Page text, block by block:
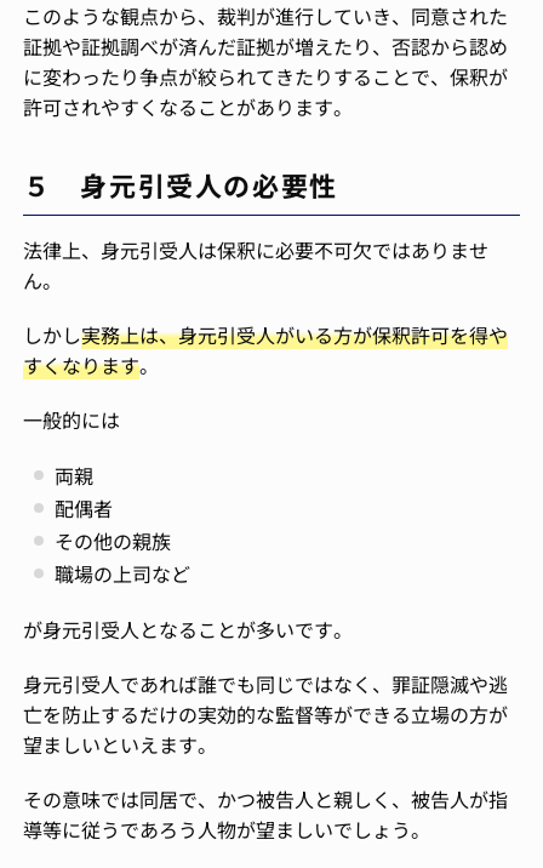
このような観点から、裁判が進行していき、同意された
証拠や証拠調べが済んだ証拠が増えたり、否認から認め
に変わったり争点が絞られてきたりすることで、保釈が
許可されやすくなることがあります。
５ 身元引受人の必要性
法律上、身元引受人は保釈に必要不可欠ではありませ
ん。
しかし実務上は、身元引受人がいる方が保釈許可を得や
すくなります。
一般的には
両親
配偶者
その他の親族
職場の上司など
が身元引受人となることが多いです。
身元引受人であれば誰でも同じではなく、罪証隠滅や逃
亡を防止するだけの実効的な監督等ができる立場の方が
望ましいといえます。
その意味では同居で、かつ被告人と親しく、被告人が指
導等に従うであろう人物が望ましいでしょう。